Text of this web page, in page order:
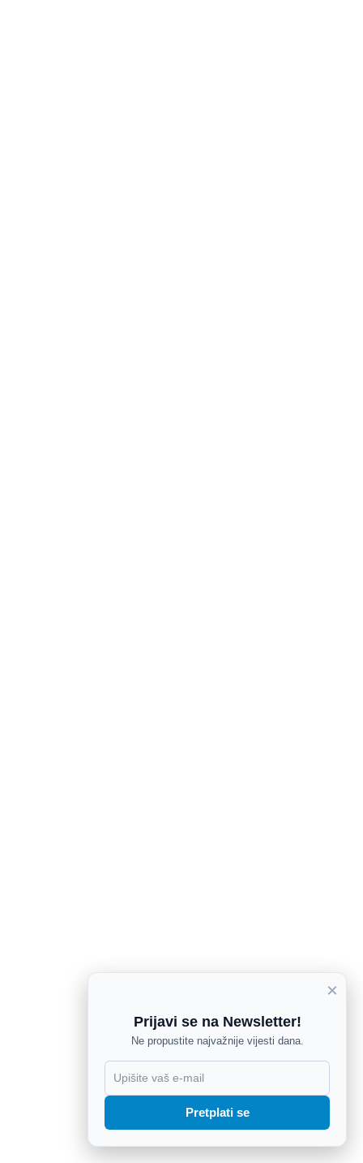
×
Prijavi se na Newsletter!
Ne propustite najvažnije vijesti dana.
Pretplati se